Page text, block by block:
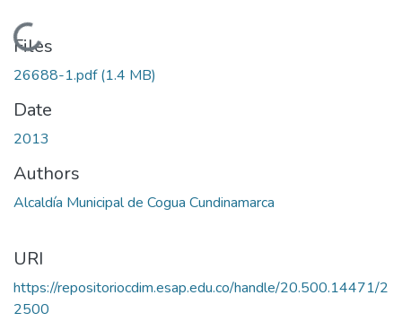
Loading...
Files
26688-1.pdf(1.4 MB)
Date
2013
Authors
Alcaldía Municipal de Cogua Cundinamarca
URI
https://repositoriocdim.esap.edu.co/handle/20.500.14471/2
2500